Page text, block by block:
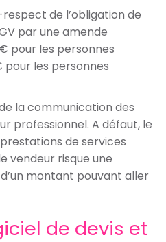
de l’obligation de
par une amende
pour les personnes
pour les personnes
la communication des
professionnel. A défaut, le
de services
vendeur risque une
montant pouvant aller
de devis et